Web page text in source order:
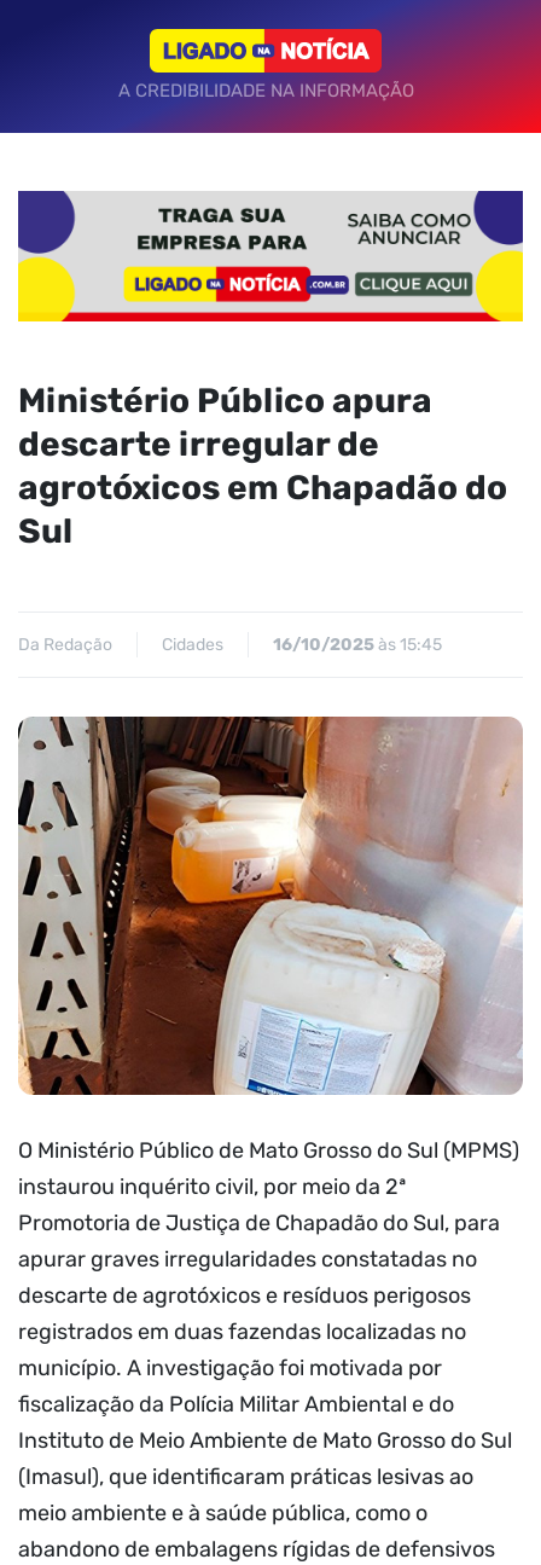
A CREDIBILIDADE NA INFORMAÇÃO
Ministério Público apura
descarte irregular de
agrotóxicos em Chapadão do
Sul
Da Redação Cidades 16/10/2025às 15:45
O Ministério Público de Mato Grosso do Sul (MPMS)
instaurou inquérito civil, por meio da 2ª
Promotoria de Justiça de Chapadão do Sul, para
apurar graves irregularidades constatadas no
descarte de agrotóxicos e resíduos perigosos
registrados em duas fazendas localizadas no
município. A investigação foi motivada por
fiscalização da Polícia Militar Ambiental e do
Instituto de Meio Ambiente de Mato Grosso do Sul
(Imasul), que identificaram práticas lesivas ao
meio ambiente e à saúde pública, como o
abandono de embalagens rígidas de defensivos